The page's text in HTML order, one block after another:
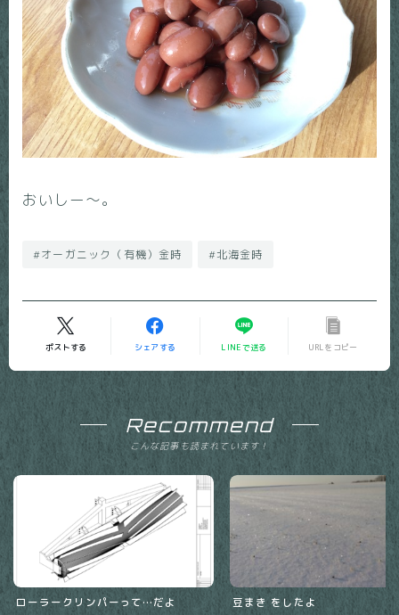
おいしー〜。
#オーガニック（有機）金時 #北海金時
ポストする シェアする LINEで送る URLをコピー
Recommend
こんな記事も読まれています！
ローラークリンパーって…だよ 豆まき をしたよ